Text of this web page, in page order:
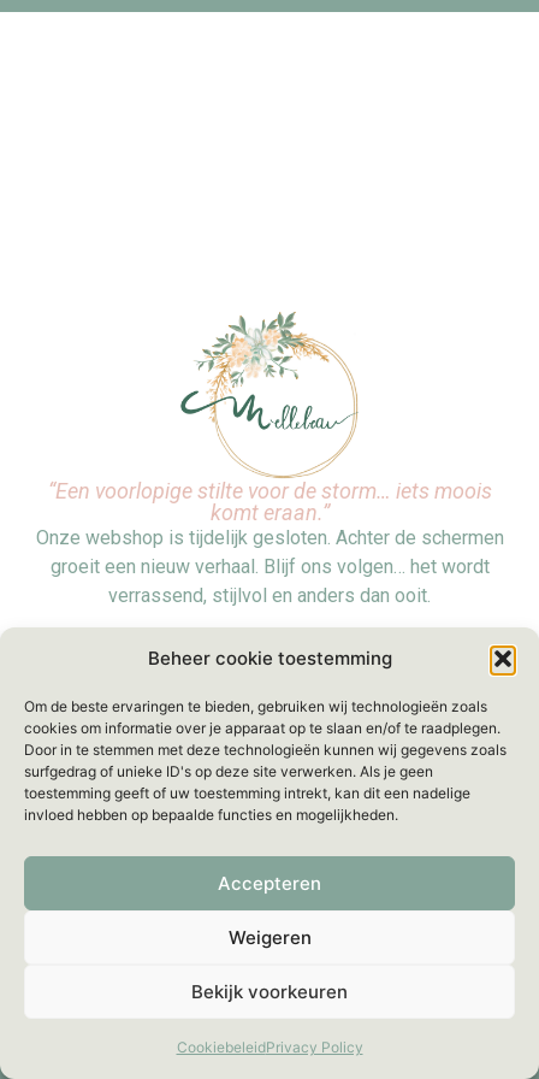
Beheer cookie toestemming
Om de beste ervaringen te bieden, gebruiken wij technologieën zoals
cookies om informatie over je apparaat op te slaan en/of te raadplegen.
Door in te stemmen met deze technologieën kunnen wij gegevens zoals
surfgedrag of unieke ID's op deze site verwerken. Als je geen
toestemming geeft of uw toestemming intrekt, kan dit een nadelige
invloed hebben op bepaalde functies en mogelijkheden.
Accepteren
Weigeren
Bekijk voorkeuren
CookiebeleidPrivacy Policy
“Een voorlopige stilte voor de storm… iets moois
komt eraan.”
Onze webshop is tijdelijk gesloten. Achter de schermen
groeit een nieuw verhaal. Blijf ons volgen… het wordt
verrassend, stijlvol en anders dan ooit.
Voorlopig zijn we even offline, maar we blijven bereikbaar
beantwoorden je bericht binnen48 uur.